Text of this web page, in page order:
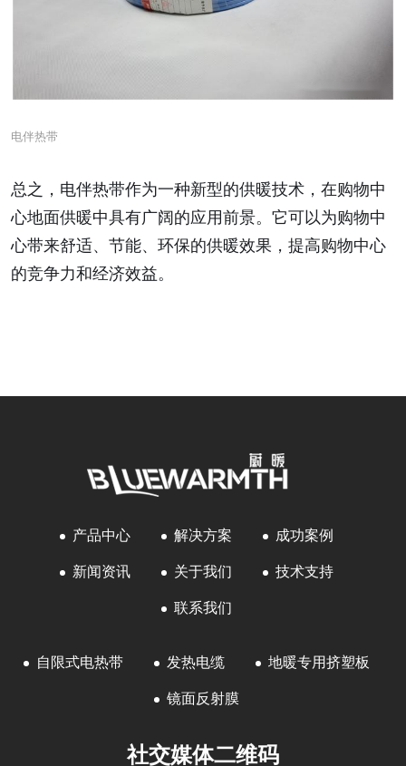
电伴热带
总之，电伴热带作为一种新型的供暖技术，在购物中
心地面供暖中具有广阔的应用前景。它可以为购物中
心带来舒适、节能、环保的供暖效果，提高购物中心
的竞争力和经济效益。
产品中心 解决方案 成功案例
新闻资讯 关于我们 技术支持
联系我们
自限式电热带 发热电缆 地暖专用挤塑板
镜面反射膜
社交媒体二维码